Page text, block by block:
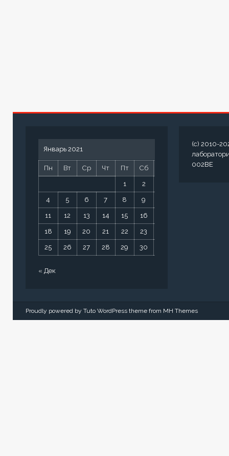
Январь 2021
Пн Вт Ср Чт Пт Сб
1 2
4 5 6 7 8 9
11 12 13 14 15 16
18 19 20 21 22 23
25 26 27 28 29 30
« Дек
(c) 2010-
002BE
Proudly powered by Tuto WordPress theme from MH Themes